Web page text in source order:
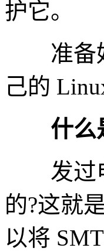
护它。
准备好
己的
什么
发过电
的?这就
以将